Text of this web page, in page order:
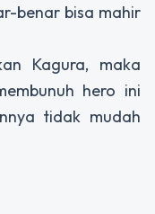
benar bisa mahir
Kagura, maka
hero ini
tidak mudah